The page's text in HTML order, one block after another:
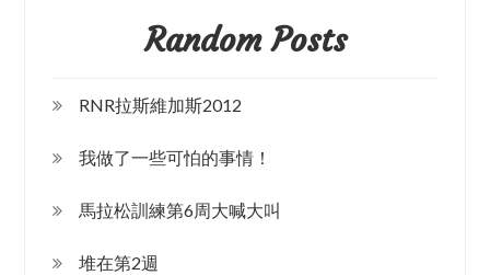
Random Posts
RNR拉斯維加斯2012
我做了一些可怕的事情！
馬拉松訓練第6周大喊大叫
堆在第2週